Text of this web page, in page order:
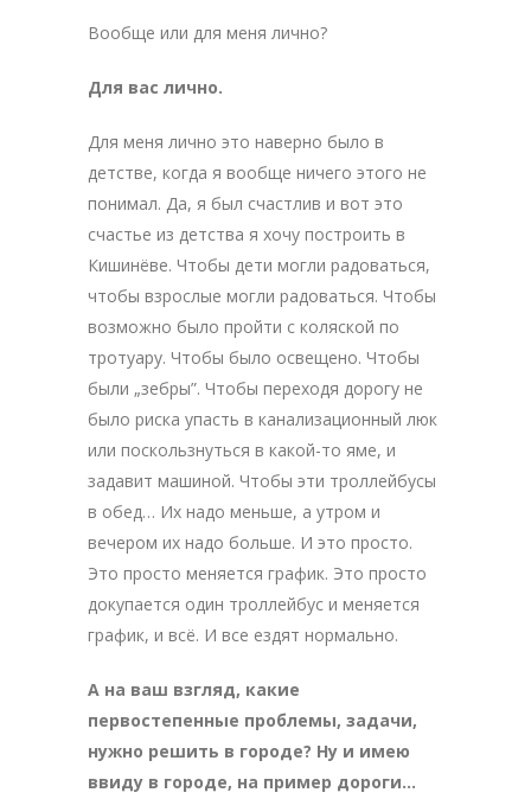
Вообще или для меня лично?
Для вас лично.
Для меня лично это наверно было в
детстве, когда я вообще ничего этого не
понимал. Да, я был счастлив и вот это
счастье из детства я хочу построить в
Кишинёве. Чтобы дети могли радоваться,
чтобы взрослые могли радоваться. Чтобы
возможно было пройти с коляской по
тротуару. Чтобы было освещено. Чтобы
были „зебры”. Чтобы переходя дорогу не
было риска упасть в канализационный люк
или поскользнуться в какой-то яме, и
задавит машиной. Чтобы эти троллейбусы
в обед… Их надо меньше, а утром и
вечером их надо больше. И это просто.
Это просто меняется график. Это просто
докупается один троллейбус и меняется
график, и всё. И все ездят нормально.
А на ваш взгляд, какие
первостепенные проблемы, задачи,
нужно решить в городе? Ну и имею
ввиду в городе, на пример дороги…